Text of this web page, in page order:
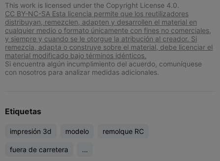
This work is licensed under the Copyright License 4.0.
CC BY-NC-SA Esta licencia permite que los reutilizadores
distribuyan, remezclen, adapten y desarrollen el material en
cualquier medio o formato únicamente con fines no comerciales,
y siempre y cuando se le otorgue la atribución al creador. Si
remezcla, adapta o construye sobre el material, debe licenciar el
material modificado bajo términos idénticos.
Si encuentra algún incumplimiento del acuerdo, comuníquese
con nosotros para analizar medidas adicionales.
Etiquetas
impresión 3d modelo remolque RC
fuera de carretera ...